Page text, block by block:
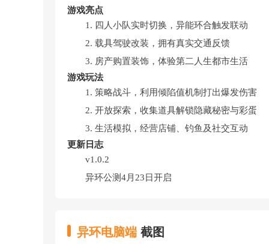
游戏亮点
1. 四人小队实时切换，异能环合触发联动
2. 载具驾驶改装，拥有真实交通反馈
3. 房产购置装饰，体验第二人生都市生活
游戏玩法
1. 策略战斗，利用倾陷值机制打出爆发伤害
2. 开放探索，收集道具解锁隐藏秘密与彩蛋
3. 生活模拟，经营店铺、钓鱼及社交互动
更新日志
v1.0.2
异环公测4月23日开启
异环电脑端 截图